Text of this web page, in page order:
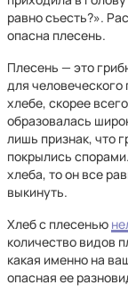
равно съесть?».
опасна плесень.
Плесень — это
для человеческого
хлебе, скорее
образовалась
лишь признак, что
покрылись
хлеба, то он все
выкинуть.
Хлеб с плесенью
количество видов
какая именно на
опасная ее